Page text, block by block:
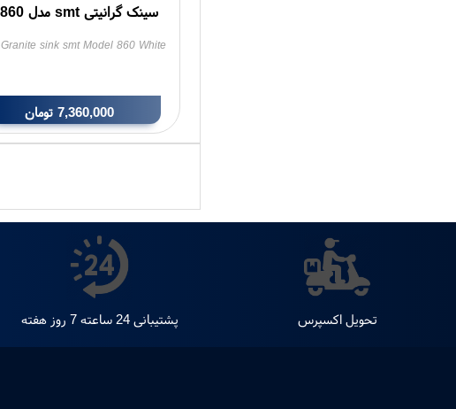
سینک گرانیتی smt مدل G-860
Granite sink smt Model 860 White
7,360,000 تومان
تحویل اکسپرس پشتیبانی 24 ساعته 7 روز هفته